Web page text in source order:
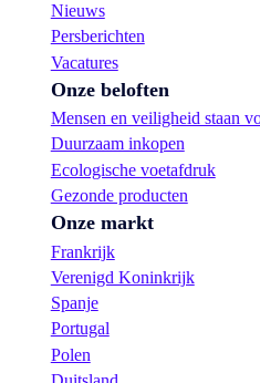
Nieuws
Persberichten
Vacatures
Onze beloften
Mensen en veiligheid staan
Duurzaam inkopen
Ecologische voetafdruk
Gezonde producten
Onze markt
Frankrijk
Verenigd Koninkrijk
Spanje
Portugal
Polen